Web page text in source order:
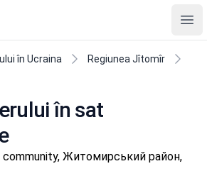
în Ucraina
Regiunea Jîtomîr
în sat
community, Житомирський район,